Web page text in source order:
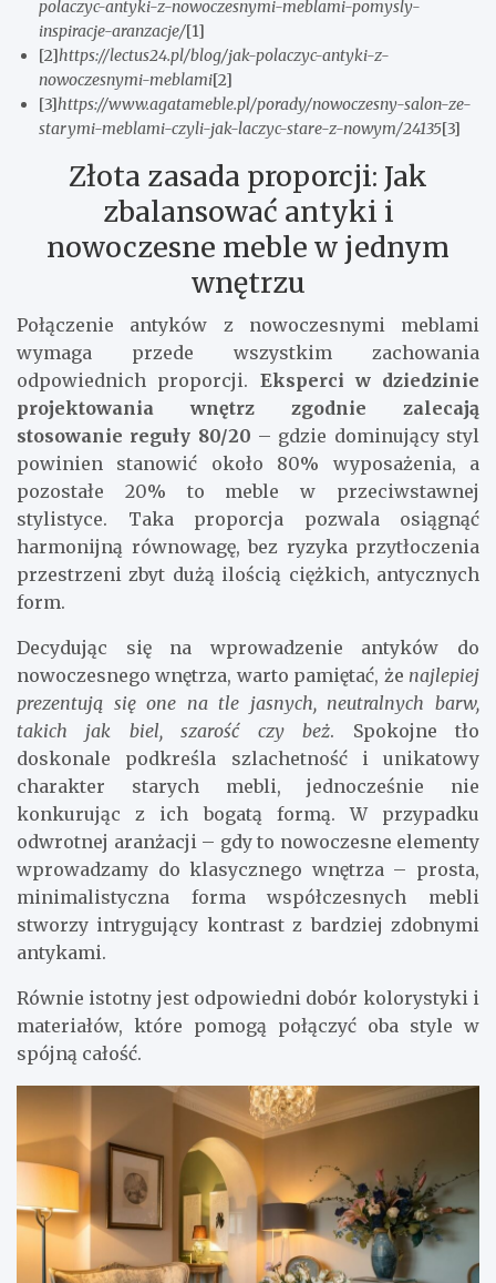
polaczyc-antyki-z-nowoczesnymi-meblami-pomysly-
inspiracje-aranzacje/[1]
[2]https://lectus24.pl/blog/jak-polaczyc-antyki-z-
nowoczesnymi-meblami[2]
[3]https://www.agatameble.pl/porady/nowoczesny-salon-ze-
starymi-meblami-czyli-jak-laczyc-stare-z-nowym/24135[3]
Złota zasada proporcji: Jak
zbalansować antyki i
nowoczesne meble w jednym
wnętrzu
Połączenie antyków z nowoczesnymi meblami
wymaga przede wszystkim zachowania
odpowiednich proporcji. Eksperci w dziedzinie
projektowania wnętrz zgodnie zalecają
stosowanie reguły 80/20 – gdzie dominujący styl
powinien stanowić około 80% wyposażenia, a
pozostałe 20% to meble w przeciwstawnej
stylistyce. Taka proporcja pozwala osiągnąć
harmonijną równowagę, bez ryzyka przytłoczenia
przestrzeni zbyt dużą ilością ciężkich, antycznych
form.
Decydując się na wprowadzenie antyków do
nowoczesnego wnętrza, warto pamiętać, że najlepiej
prezentują się one na tle jasnych, neutralnych barw,
takich jak biel, szarość czy beż. Spokojne tło
doskonale podkreśla szlachetność i unikatowy
charakter starych mebli, jednocześnie nie
konkurując z ich bogatą formą. W przypadku
odwrotnej aranżacji – gdy to nowoczesne elementy
wprowadzamy do klasycznego wnętrza – prosta,
minimalistyczna forma współczesnych mebli
stworzy intrygujący kontrast z bardziej zdobnymi
antykami.
Równie istotny jest odpowiedni dobór kolorystyki i
materiałów, które pomogą połączyć oba style w
spójną całość.